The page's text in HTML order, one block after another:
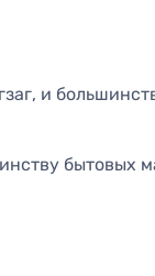
и
бытовых